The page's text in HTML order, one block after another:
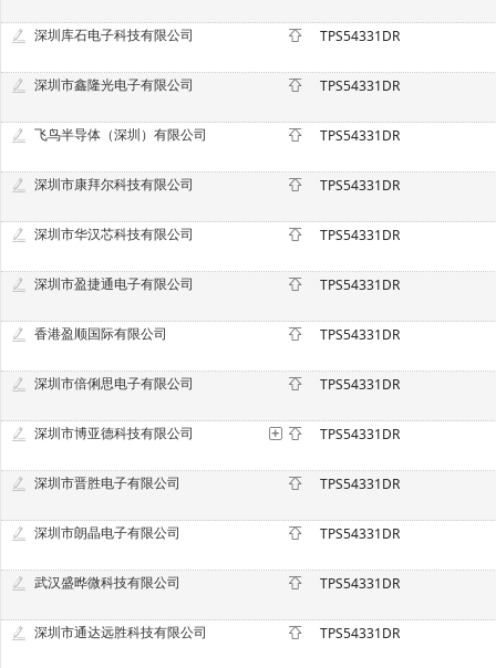
深圳库石电子科技有限公司 TPS54331DR
深圳市鑫隆光电子有限公司 TPS54331DR
飞鸟半导体（深圳）有限公司 TPS54331DR
深圳市康拜尔科技有限公司 TPS54331DR
深圳市华汉芯科技有限公司 TPS54331DR
深圳市盈捷通电子有限公司 TPS54331DR
香港盈顺国际有限公司 TPS54331DR
深圳市倍俐思电子有限公司 TPS54331DR
深圳市博亚德科技有限公司 TPS54331DR
深圳市晋胜电子有限公司 TPS54331DR
深圳市朗晶电子有限公司 TPS54331DR
武汉盛晔微科技有限公司 TPS54331DR
深圳市通达远胜科技有限公司 TPS54331DR